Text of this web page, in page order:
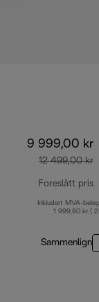
9 999,00 kr
12 499,00 kr
Foreslått pris
Inkludert MVA-
1 999,80 kr (
Sammenlign